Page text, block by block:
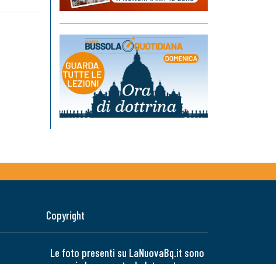
Copyright
Le foto presenti su LaNuovaBq.it sono